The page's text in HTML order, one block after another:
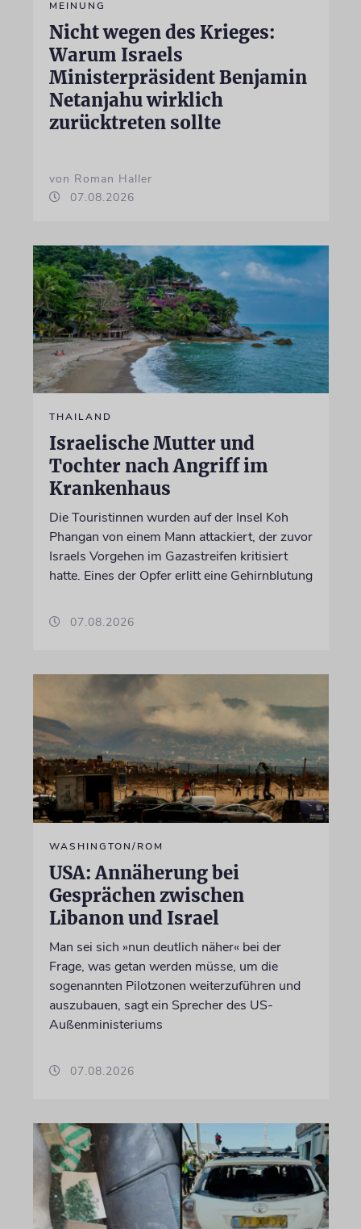
MEINUNG
Nicht wegen des Krieges:
Warum Israels
Ministerpräsident Benjamin
Netanjahu wirklich
zurücktreten sollte
von Roman Haller
07.08.2026
THAILAND
Israelische Mutter und
Tochter nach Angriff im
Krankenhaus
Die Touristinnen wurden auf der Insel Koh
Phangan von einem Mann attackiert, der zuvor
Israels Vorgehen im Gazastreifen kritisiert
hatte. Eines der Opfer erlitt eine Gehirnblutung
07.08.2026
WASHINGTON/ROM
USA: Annäherung bei
Gesprächen zwischen
Libanon und Israel
Man sei sich »nun deutlich näher« bei der
Frage, was getan werden müsse, um die
sogenannten Pilotzonen weiterzuführen und
auszubauen, sagt ein Sprecher des US-
Außenministeriums
07.08.2026